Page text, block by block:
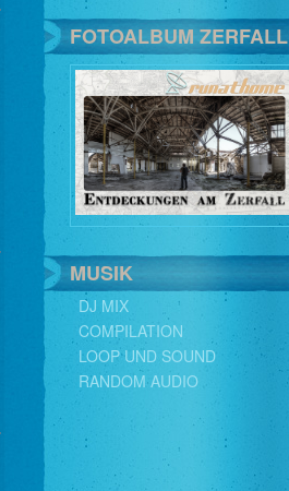
FOTOALBUM ZERFALL
MUSIK
DJ MIX
COMPILATION
LOOP UND SOUND
RANDOM AUDIO